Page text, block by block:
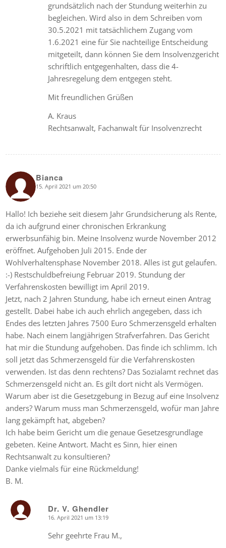
grundsätzlich nach der Stundung weiterhin zu
begleichen. Wird also in dem Schreiben vom
30.5.2021 mit tatsächlichem Zugang vom
1.6.2021 eine für Sie nachteilige Entscheidung
mitgeteilt, dann können Sie dem Insolvenzgericht
schriftlich entgegenhalten, dass die 4-
Jahresregelung dem entgegen steht.
Mit freundlichen Grüßen
A. Kraus
Rechtsanwalt, Fachanwalt für Insolvenzrecht
Bianca
says: 15. April 2021 um 20:50
Hallo! Ich beziehe seit diesem Jahr Grundsicherung als Rente,
da ich aufgrund einer chronischen Erkrankung
erwerbsunfähig bin. Meine Insolvenz wurde November 2012
eröffnet. Aufgehoben Juli 2015. Ende der
Wohlverhaltensphase November 2018. Alles ist gut gelaufen.
:-) Restschuldbefreiung Februar 2019. Stundung der
Verfahrenskosten bewilligt im April 2019.
Jetzt, nach 2 Jahren Stundung, habe ich erneut einen Antrag
gestellt. Dabei habe ich auch ehrlich angegeben, dass ich
Endes des letzten Jahres 7500 Euro Schmerzensgeld erhalten
habe. Nach einem langjährigen Strafverfahren. Das Gericht
hat mir die Stundung aufgehoben. Das finde ich schlimm. Ich
soll jetzt das Schmerzensgeld für die Verfahrenskosten
verwenden. Ist das denn rechtens? Das Sozialamt rechnet das
Schmerzensgeld nicht an. Es gilt dort nicht als Vermögen.
Warum aber ist die Gesetzgebung in Bezug auf eine Insolvenz
anders? Warum muss man Schmerzensgeld, wofür man Jahre
lang gekämpft hat, abgeben?
Ich habe beim Gericht um die genaue Gesetzesgrundlage
gebeten. Keine Antwort. Macht es Sinn, hier einen
Rechtsanwalt zu konsultieren?
Danke vielmals für eine Rückmeldung!
B. M.
Dr. V. Ghendler
16. April 2021 um 13:19
Sehr geehrte Frau M.,